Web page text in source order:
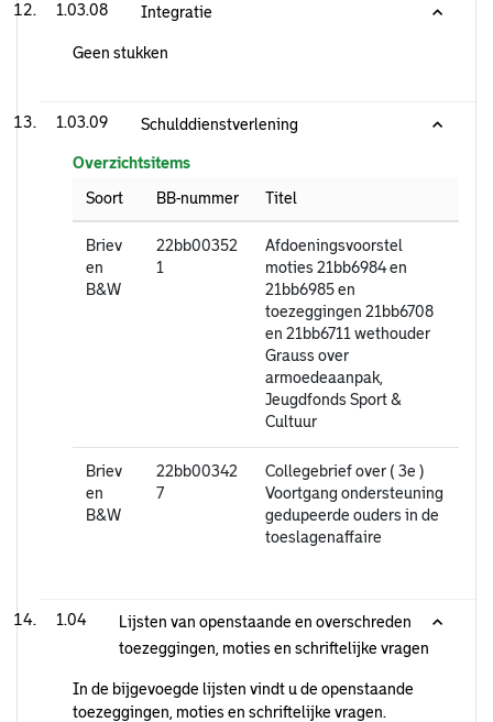
1.03.08 Integratie
Geen stukken
1.03.09 Schulddienstverlening
Overzichtsitems
Soort
BB-nummer Titel
Briev
en
B&W
22bb00352
1
Afdoeningsvoorstel
moties 21bb6984 en
21bb6985 en
toezeggingen 21bb6708
en 21bb6711 wethouder
Grauss over
armoedeaanpak,
Jeugdfonds Sport &
Cultuur
Briev
en
B&W
22bb00342
7
Collegebrief over ( 3e )
Voortgang ondersteuning
gedupeerde ouders in de
toeslagenaffaire
1.04
Lijsten van openstaande en overschreden
toezeggingen, moties en schriftelijke vragen
In de bijgevoegde lijsten vindt u de openstaande
toezeggingen, moties en schriftelijke vragen.